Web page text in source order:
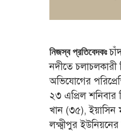
নিজস্ব প্রতিবেদকঃ
নদীতে চলাচলকারী
অভিযোগের
২৩ এপ্রিল
খান (৩৫),
লক্ষ্মীপুর ইউনিয়নের